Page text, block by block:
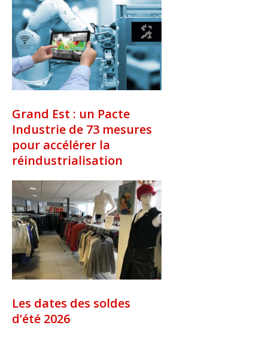
Grand Est : un Pacte
Industrie de 73 mesures
pour accélérer la
réindustrialisation
Les dates des soldes
d’été 2026